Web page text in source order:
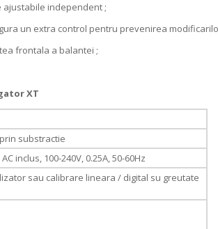
independent ;
un extra control pentru prevenirea
frontala a balantei ;
XT
substractie
inclus, 100-240V, 0.25A, 50-60Hz
sau calibrare lineara / digital su greutate